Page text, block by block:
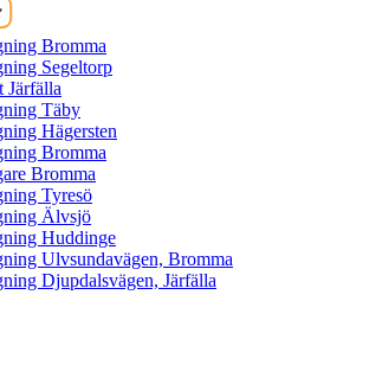
Bromma
Segeltorp
Järfälla
Täby
Hägersten
Bromma
Bromma
Tyresö
Älvsjö
Huddinge
Ulvsundavägen, Bromma
Djupdalsvägen, Järfälla